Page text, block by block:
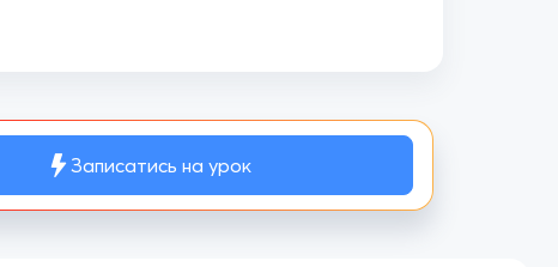
Записатись на урок